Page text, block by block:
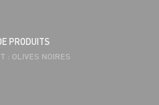
PRODUITS
: OLIVES NOIRES